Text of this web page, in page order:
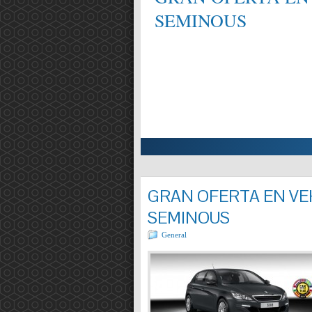
EN MECÀNICA,
Entrada completa »
SEMINOUS
GRAN OFERTA EN
SEMINOUS
General